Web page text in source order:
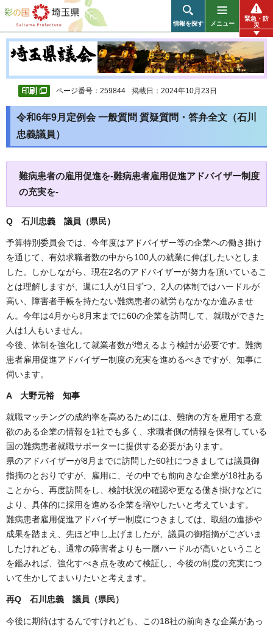
彩の国 埼玉県
情報を探す メニュー
緊急・防
災
ページ番号：259844 掲載日：2024年10月23日
令和6年9月定例会 一般質問 質疑質問・答弁全文（石川
忠義議員）
難病患者の雇用促進を-難病患者雇用促進アドバイザー制度
の充実を-
Q 石川忠義 議員（県民）
予算特別委員会では、今年度はアドバイザー等の企業への働き掛け
を通じて、有効求職者数の中から100人の就業に伸ばしたいとしま
した。しかしながら、現在2名のアドバイザーが努力を頂いているこ
とは理解しますが、週に1人が1日ずつ、2人の体制ではハードルが
高い、障害者手帳を持たない難病患者の就労もなかなか進みませ
ん。今年は4月から8月末までに60の企業を訪問して、就職ができた
人は1人もいません。
今後、体制を強化して就業者数が増えるよう検討が必要です。難病
患者雇用促進アドバイザー制度の充実を進めるべきですが、知事に
伺います。
A 大野元裕 知事
就職マッチングの成約率を高めるためには、難病の方を雇用する意
欲のある企業の情報を1社でも多く、求職者側の情報を保有している
国の難病患者就職サポーターに提供する必要があります。
県のアドバイザーが8月までに訪問した60社につきましては議員御
指摘のとおりですが、雇用に、その中でも前向きな企業が18社ある
ことから、再度訪問をし、検討状況の確認や更なる働き掛けなどに
より、具体的に採用を進める企業を増やしたいと考えています。
難病患者雇用促進アドバイザー制度につきましては、取組の進捗や
成果を踏まえ、先ほど申し上げましたが、議員の御指摘がございま
したけれども、通常の障害者よりも一層ハードルが高いということ
を鑑みれば、強化すべき点を改めて検証し、今後の制度の充実につ
いて生かしてまいりたいと考えます。
再Q 石川忠義 議員（県民）
今後に期待はするんですけれども、この18社の前向きな企業があっ